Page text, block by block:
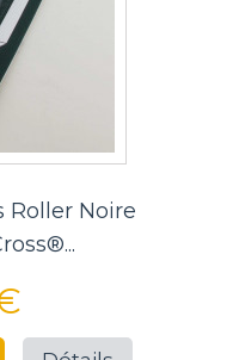
Roller Noire